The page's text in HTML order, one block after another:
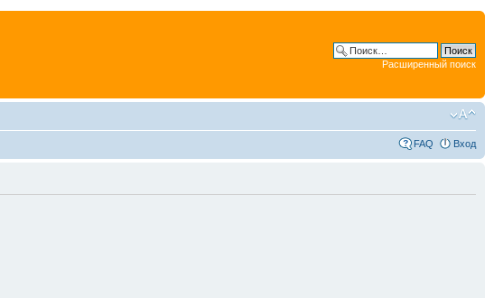
Расширенный поиск
FAQ Вход